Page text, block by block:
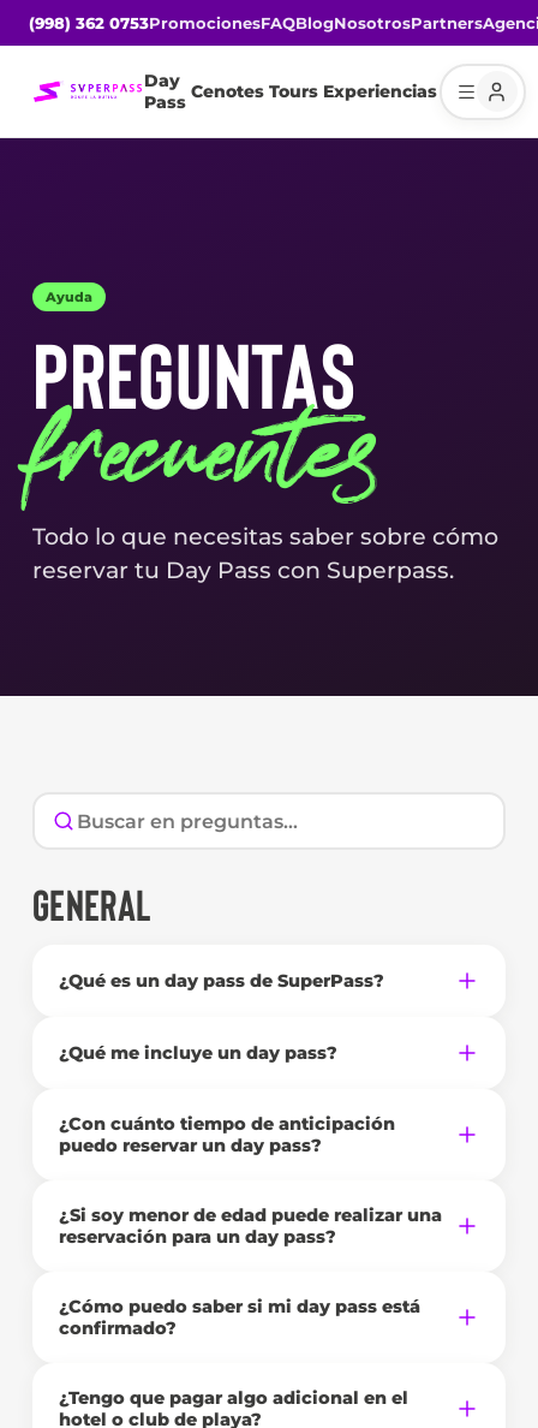
(998) 362 0753PromocionesFAQBlogNosotrosPartners
Day
Pass Cenotes Tours Experiencias
Ayuda
PREGUNTAS
frecuentes
Todo lo que necesitas saber sobre cómo
reservar tu Day Pass con Superpass.
GENERAL
¿Qué es un day pass de SuperPass?
¿Qué me incluye un day pass?
¿Con cuánto tiempo de anticipación
puedo reservar un day pass?
¿Si soy menor de edad puede realizar una
reservación para un day pass?
¿Cómo puedo saber si mi day pass está
confirmado?
¿Tengo que pagar algo adicional en el
hotel o club de playa?